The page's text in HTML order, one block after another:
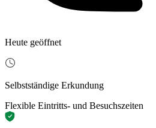
Heute geöffnet
Selbstständige Erkundung
Flexible Eintritts- und Besuchszeiten